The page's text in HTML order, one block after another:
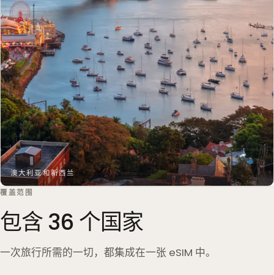
澳大利亚和新西兰
覆盖范围
包含 36 个国家
一次旅行所需的一切，都集成在一张 eSIM 中。